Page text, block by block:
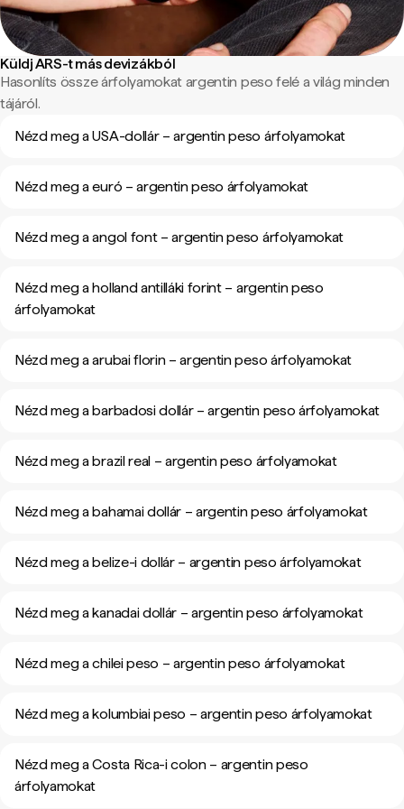
Küldj ARS-t más devizákból
Hasonlíts össze árfolyamokat argentin peso felé a világ minden
tájáról.
Nézd meg a USA-dollár – argentin peso árfolyamokat
Nézd meg a euró – argentin peso árfolyamokat
Nézd meg a angol font – argentin peso árfolyamokat
Nézd meg a holland antilláki forint – argentin peso
árfolyamokat
Nézd meg a arubai florin – argentin peso árfolyamokat
Nézd meg a barbadosi dollár – argentin peso árfolyamokat
Nézd meg a brazil real – argentin peso árfolyamokat
Nézd meg a bahamai dollár – argentin peso árfolyamokat
Nézd meg a belize-i dollár – argentin peso árfolyamokat
Nézd meg a kanadai dollár – argentin peso árfolyamokat
Nézd meg a chilei peso – argentin peso árfolyamokat
Nézd meg a kolumbiai peso – argentin peso árfolyamokat
Nézd meg a Costa Rica-i colon – argentin peso
árfolyamokat